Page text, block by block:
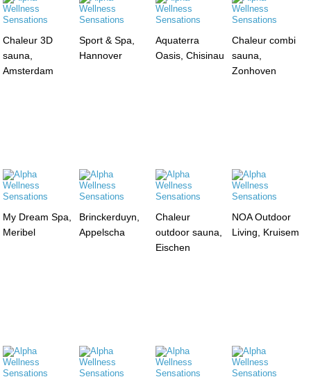
Chaleur 3D
sauna,
Amsterdam
Sport & Spa,
Hannover
Aquaterra
Oasis, Chisinau
Chaleur combi
sauna,
Zonhoven
My Dream Spa,
Meribel
Brinckerduyn,
Appelscha
Chaleur
outdoor sauna,
Eischen
NOA Outdoor
Living, Kruisem